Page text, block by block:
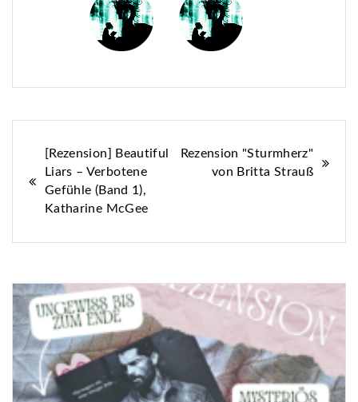
Beitragsnavigation
[Rezension] Beautiful
Liars – Verbotene
Gefühle (Band 1),
Katharine McGee
Rezension "Sturmherz"
von Britta Strauß